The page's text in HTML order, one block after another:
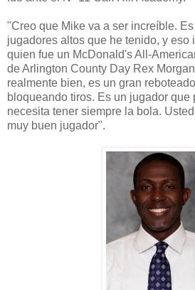
"Creo que Mike va a ser increíble.
jugadores altos que he tenido, y eso
quien fue un McDonald's All-
de Arlington County Day Rex
realmente bien, es un gran
bloqueando tiros. Es un jugador que
necesita tener siempre la bola.
muy buen jugador".